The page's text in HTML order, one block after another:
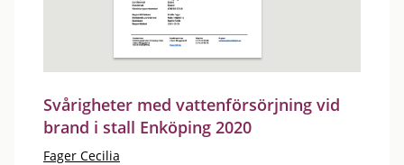
Svårigheter med vattenförsörjning vid
brand i stall Enköping 2020
Fager Cecilia